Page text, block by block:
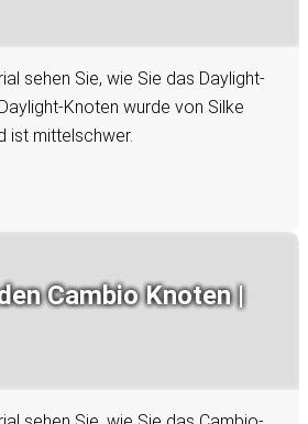
sehen Sie, wie Sie das Daylight-
Knoten wurde von Silke
ist mittelschwer.
Cambio Knoten |